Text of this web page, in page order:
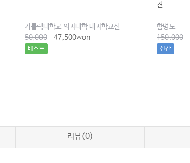
가톨릭대학교 의과대학 내과학교실
50,000
47,500won
베스트
견
함병도
150,000
신간
리뷰(0)